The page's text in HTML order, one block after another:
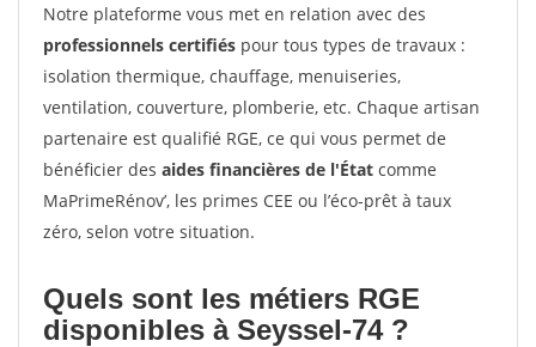
Notre plateforme vous met en relation avec des
professionnels certifiés pour tous types de travaux :
isolation thermique, chauffage, menuiseries,
ventilation, couverture, plomberie, etc. Chaque artisan
partenaire est qualifié RGE, ce qui vous permet de
bénéficier des aides financières de l'État comme
MaPrimeRénov’, les primes CEE ou l’éco-prêt à taux
zéro, selon votre situation.
Quels sont les métiers RGE
disponibles à Seyssel-74 ?